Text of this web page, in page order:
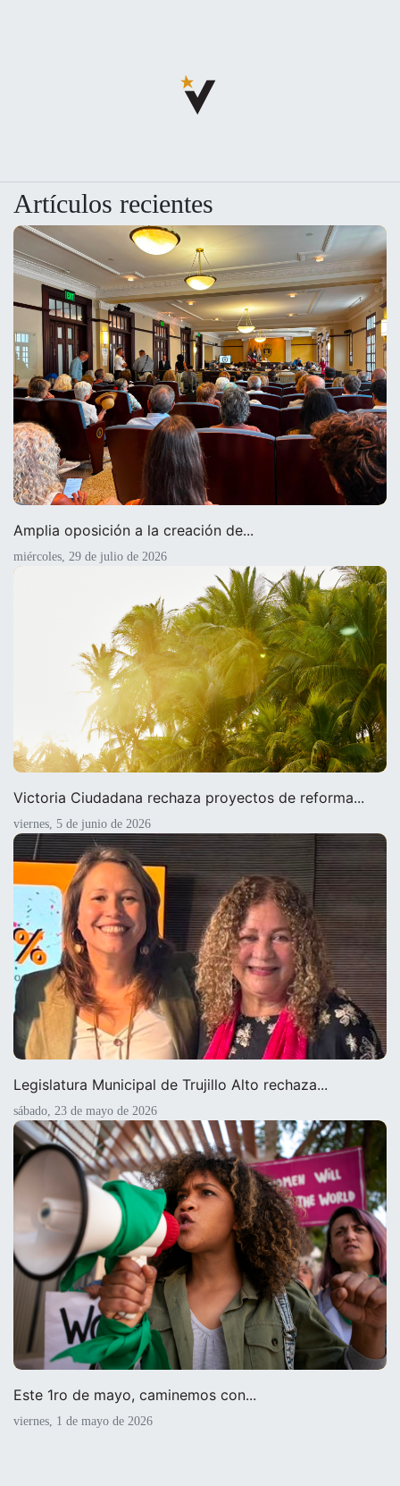
Artículos recientes
Amplia oposición a la creación de...
miércoles, 29 de julio de 2026
Victoria Ciudadana rechaza proyectos de reforma...
viernes, 5 de junio de 2026
Legislatura Municipal de Trujillo Alto rechaza...
sábado, 23 de mayo de 2026
Este 1ro de mayo, caminemos con...
viernes, 1 de mayo de 2026